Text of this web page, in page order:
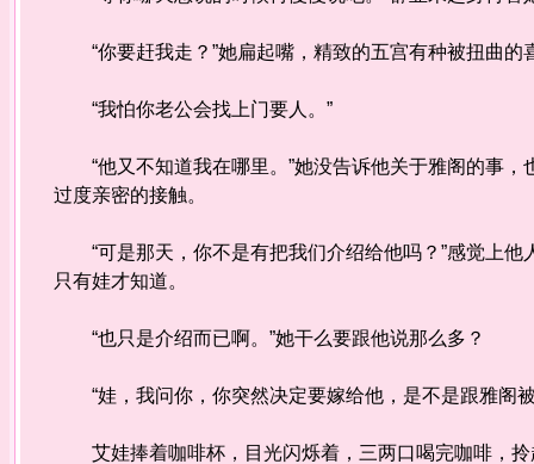
“你要赶我走？”她扁起嘴，精致的五宫有种被扭曲的
“我怕你老公会找上门要人。”
“他又不知道我在哪里。”她没告诉他关于雅阁的事，
过度亲密的接触。
“可是那天，你不是有把我们介绍给他吗？”感觉上他
只有娃才知道。
“也只是介绍而已啊。”她干么要跟他说那么多？
“娃，我问你，你突然决定要嫁给他，是不是跟雅阁
艾娃捧着咖啡杯，目光闪烁着，三两口喝完咖啡，拎